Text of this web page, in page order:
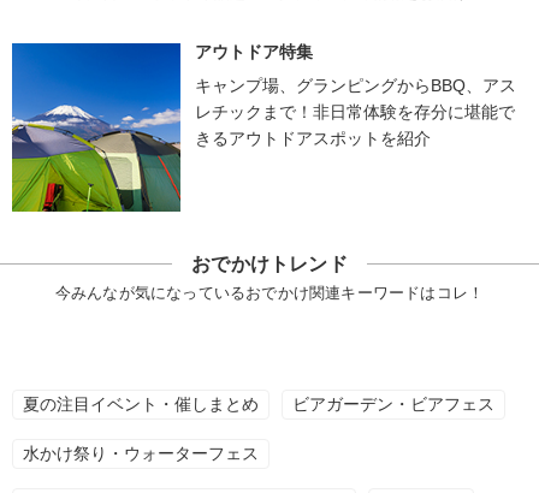
アウトドア特集
キャンプ場、グランピングからBBQ、アス
レチックまで！非日常体験を存分に堪能で
きるアウトドアスポットを紹介
おでかけトレンド
今みんなが気になっているおでかけ関連キーワードはコレ！
夏の注目イベント・催しまとめ ビアガーデン・ビアフェス
水かけ祭り・ウォーターフェス